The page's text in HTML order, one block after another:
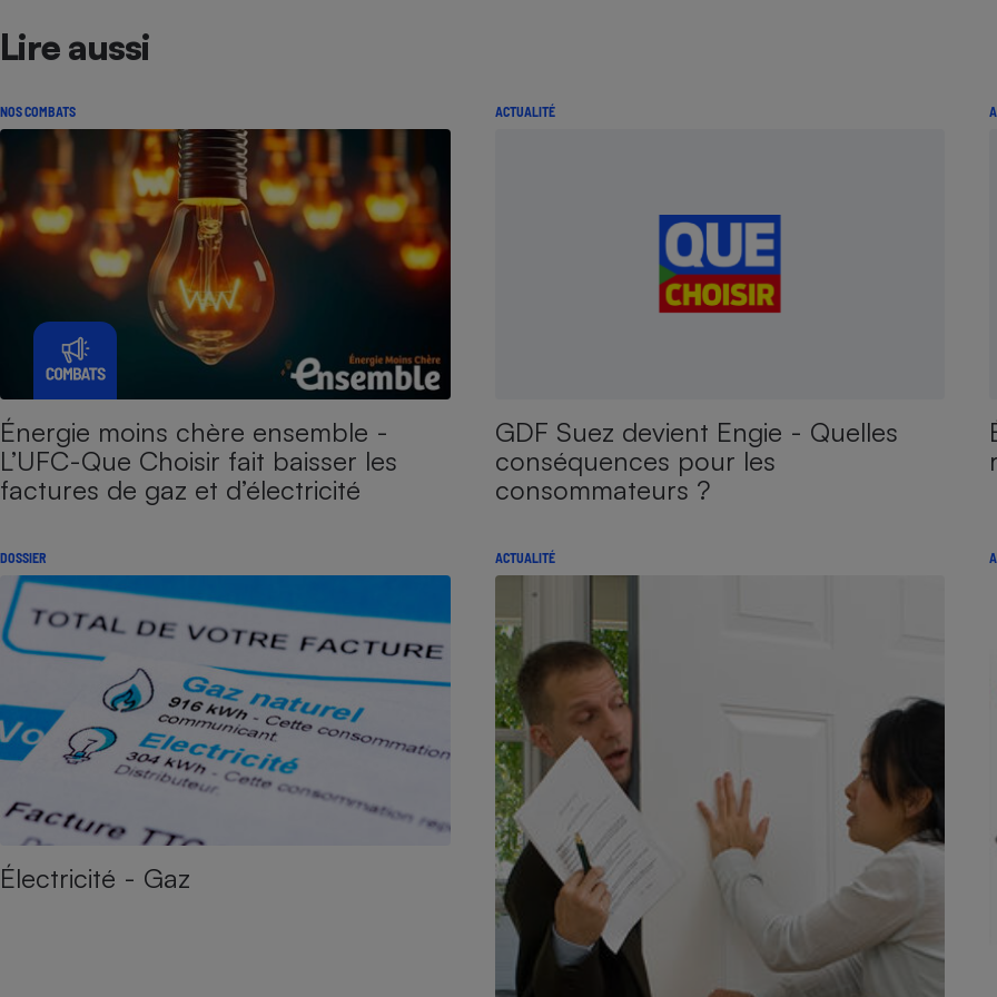
Lire aussi
NOS COMBATS
Énergie moins chère ensemble -
L’UFC-Que Choisir fait baisser les
factures de gaz et d’électricité
ACTUALITÉ
GDF Suez devient Engie - Quelles
conséquences pour les
consommateurs ?
DOSSIER
Électricité - Gaz
ACTUALITÉ